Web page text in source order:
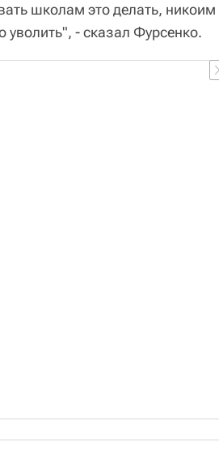
школам это делать, никоим
уволить", - сказал Фурсенко.